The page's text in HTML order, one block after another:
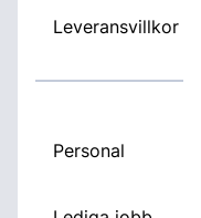
Leveransvillkor
Personal